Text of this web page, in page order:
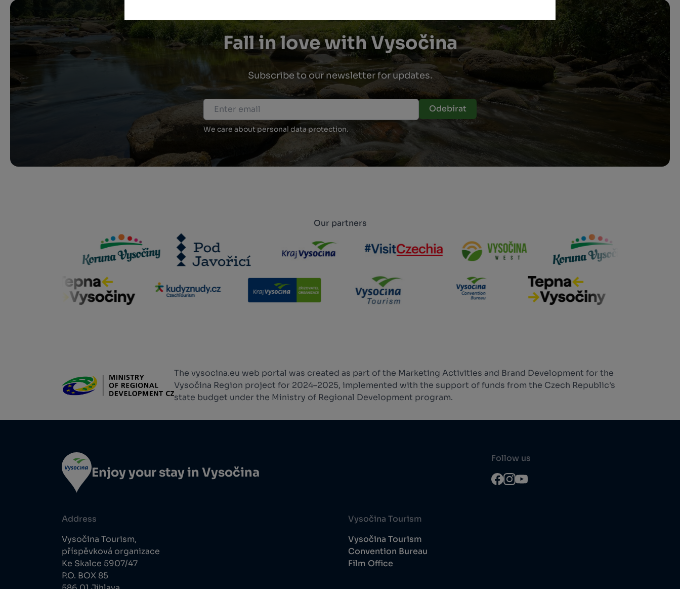
Fall in love with Vysočina
Subscribe to our newsletter for updates.
We care about personal data protection.
Odebírat
Our partners
The vysocina.eu web portal was created as part of the Marketing Activities and Brand Development for the
Vysočina Region project for 2024–2025, implemented with the support of funds from the Czech Republic's
state budget under the Ministry of Regional Development program.
Enjoy your stay in Vysočina
Address
Vysočina Tourism,
příspěvková organizace
Ke Skalce 5907/47
P.O. BOX 85
Vysočina Tourism
Vysočina Tourism
Convention Bureau
Film Office
Follow us